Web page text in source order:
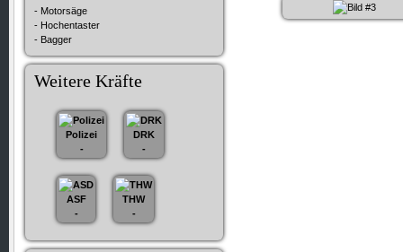
- Motorsäge
- Hochentaster
- Bagger
Weitere Kräfte
Polizei
-
DRK
-
ASF
-
THW
-